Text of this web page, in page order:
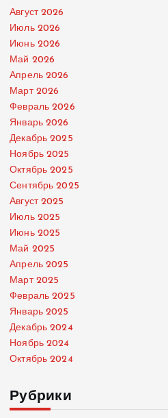
Август 2026
Июль 2026
Июнь 2026
Май 2026
Апрель 2026
Март 2026
Февраль 2026
Январь 2026
Декабрь 2025
Ноябрь 2025
Октябрь 2025
Сентябрь 2025
Август 2025
Июль 2025
Июнь 2025
Май 2025
Апрель 2025
Март 2025
Февраль 2025
Январь 2025
Декабрь 2024
Ноябрь 2024
Октябрь 2024
Рубрики